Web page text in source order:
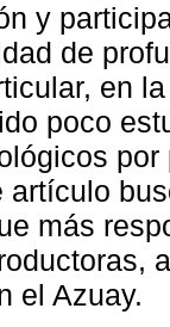
y
de
en
poco
artículo
más
el Azuay.